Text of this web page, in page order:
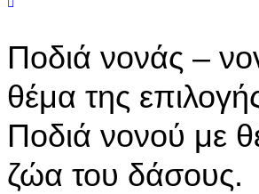
Ποδιά νονάς –
θέμα της
Ποδιά νονού με
ζώα του δάσους.